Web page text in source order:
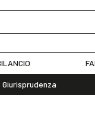
Giurisprudenza